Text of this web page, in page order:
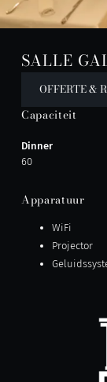
SALLE
OFFERTE &
Capaciteit
Dinner
60
Apparatuur
WiFi
Projector